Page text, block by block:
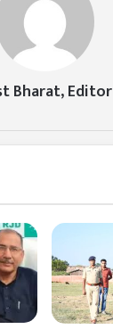
Bharat, Editor